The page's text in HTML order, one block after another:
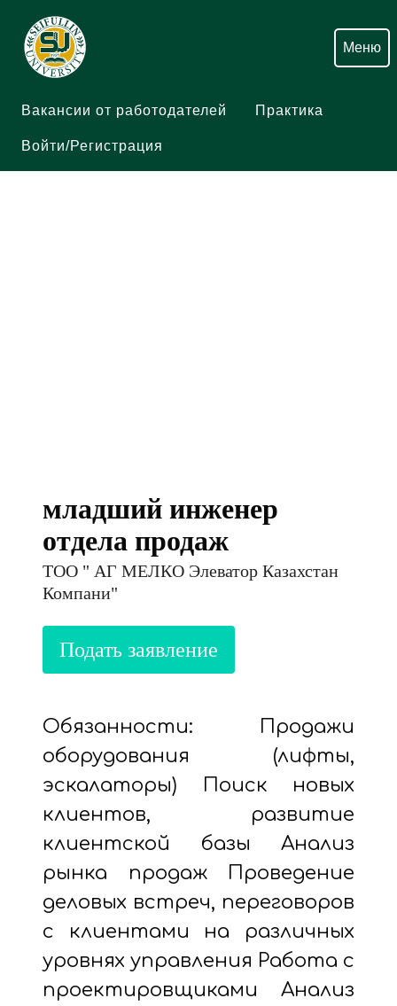
Меню
Вакансии от работодателей Практика
Войти/Регистрация
младший инженер
отдела продаж
ТОО " АГ МЕЛКО Элеватор Казахстан
Компани"
Обязанности: Продажи
оборудования (лифты,
эскалаторы) Поиск новых
клиентов, развитие
клиентской базы Анализ
рынка продаж Проведение
деловых встреч, переговоров
с клиентами на различных
уровнях управления Работа с
проектировщиками Анализ